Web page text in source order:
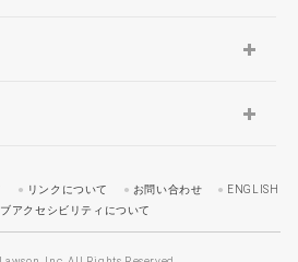
リンクについて お問い合わせ
ENGLISH
アクセシビリティについて